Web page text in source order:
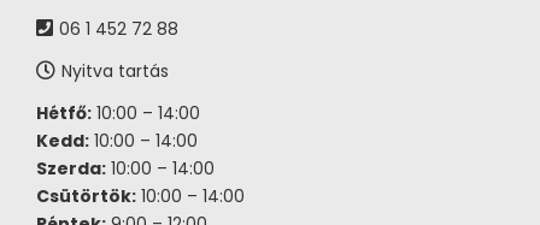
06 1 452 72 88
Nyitva tartás
Hétfő: 10:00 – 14:00
Kedd: 10:00 – 14:00
Szerda: 10:00 – 14:00
Csütörtök: 10:00 – 14:00